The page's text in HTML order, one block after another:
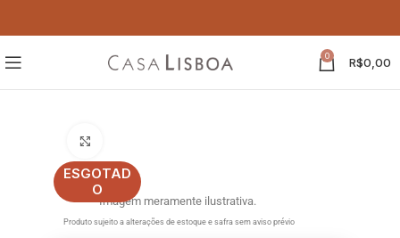
0 R$0,00
ESGOTAD
O
Imagem meramente ilustrativa.
Produto sujeito a alterações de estoque e safra sem aviso prévio